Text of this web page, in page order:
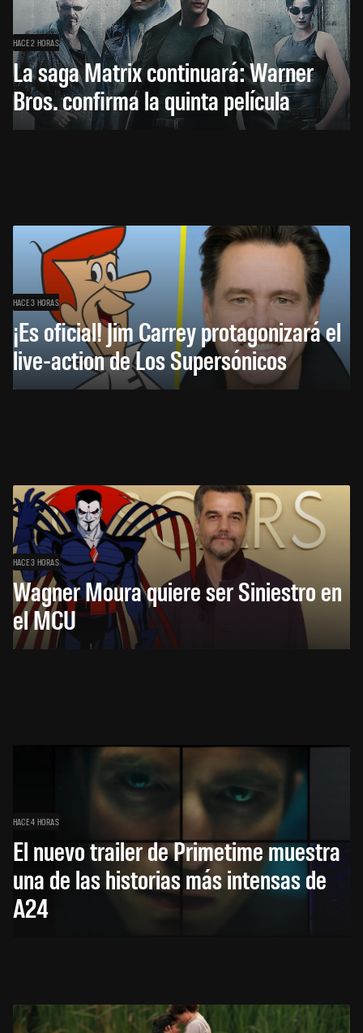
HACE 2 HORAS
La saga Matrix continuará: Warner
Bros. confirma la quinta película
HACE 3 HORAS
¡Es oficial! Jim Carrey protagonizará el
live-action de Los Supersónicos
HACE 3 HORAS
Wagner Moura quiere ser Siniestro en
el MCU
HACE 4 HORAS
El nuevo trailer de Primetime muestra
una de las historias más intensas de
A24